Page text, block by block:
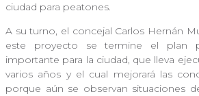
ciudad para peatones.
A su turno, el concejal Carlos Hernán
este proyecto se termine el plan
importante para la ciudad, que lleva
varios años y el cual mejorará las
porque aún se observan situaciones